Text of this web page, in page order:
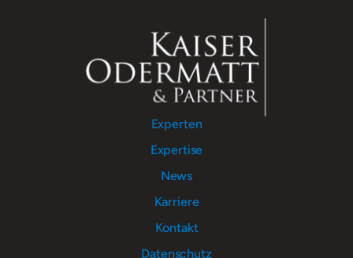
Experten
Expertise
News
Karriere
Kontakt
Datenschutz